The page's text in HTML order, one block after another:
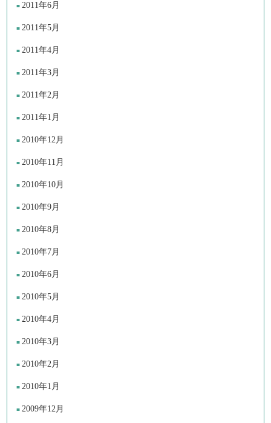
2011年6月
2011年5月
2011年4月
2011年3月
2011年2月
2011年1月
2010年12月
2010年11月
2010年10月
2010年9月
2010年8月
2010年7月
2010年6月
2010年5月
2010年4月
2010年3月
2010年2月
2010年1月
2009年12月